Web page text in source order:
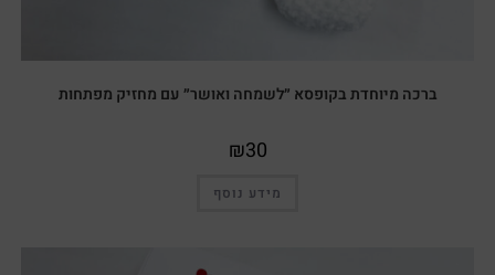
ברכה מיוחדת בקופסא ״לשמחה ואושר״ עם מחזיק מפתחות
₪30
מידע נוסף